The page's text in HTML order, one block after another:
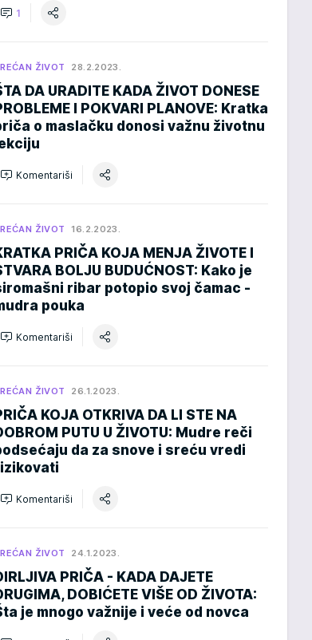
1
ŽIVOT 28.2.2023.
DA URADITE KADA ŽIVOT DONESE
I POKVARI PLANOVE: Kratka
o maslačku donosi važnu životnu
Komentariši
ŽIVOT 16.2.2023.
PRIČA KOJA MENJA ŽIVOTE I
BOLJU BUDUĆNOST: Kako je
ribar potopio svoj čamac -
pouka
Komentariši
ŽIVOT 26.1.2023.
KOJA OTKRIVA DA LI STE NA
PUTU U ŽIVOTU: Mudre reči
da za snove i sreću vredi
Komentariši
ŽIVOT 24.1.2023.
PRIČA - KADA DAJETE
DOBIĆETE VIŠE OD ŽIVOTA:
je mnogo važnije i veće od novca